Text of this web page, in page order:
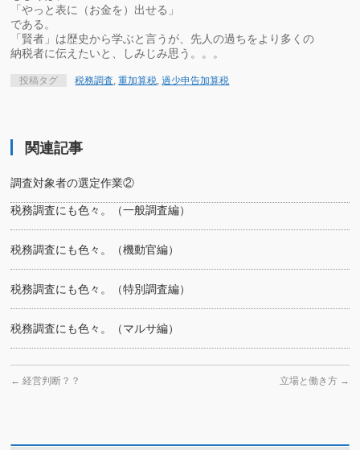
「やっと表に（お金を）出せる」
である。
「賢者」は歴史から学ぶと言うが、先人の過ちをより多くの
納税者に伝えたいと、しみじみ思う。。。
投稿タグ 税務調査,重加算税,過少申告加算税
関連記事
調査対象者の選定作業②
税務調査にも色々。（一般調査編）
税務調査にも色々。（機動官編）
税務調査にも色々。（特別調査編）
税務調査にも色々。（マルサ編）
← 経営判断？？ 立場と働き方 →